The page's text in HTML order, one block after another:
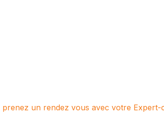
prenez un rendez vous avec votre Expert-